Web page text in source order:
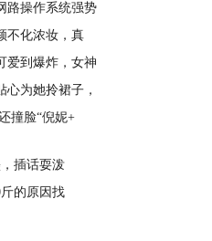
路操作系统强势
不化浓妆，真
爱到爆炸，女神
为她拎裙子，
撞脸“倪妮+
插话耍泼
的原因找